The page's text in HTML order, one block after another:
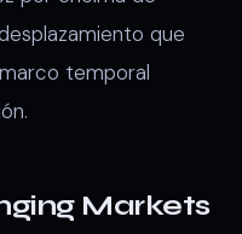
que
temporal
Markets